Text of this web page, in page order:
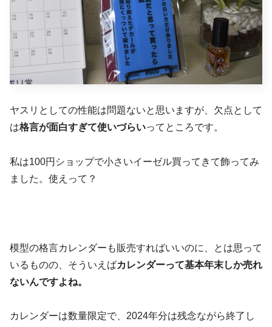
ヤスリとしての性能は問題ないと思いますが、欠点として
は格言が面白すぎて使いづらいってところです。
私は100円ショップで小さいイーゼル買ってきて飾ってみ
ました。使えって？
模型の格言カレンダーも販売すればいいのに、とは思って
いるものの、そういえばカレンダーって基本年末しか売れ
ないんですよね。
カレンダーは数量限定で、2024年分は残念ながら終了し